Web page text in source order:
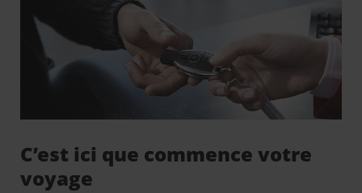
C’est ici que commence votre
voyage